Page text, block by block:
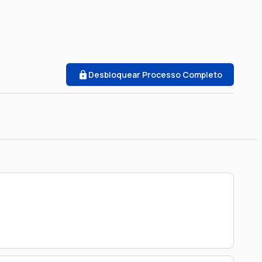
Desbloquear Processo Completo